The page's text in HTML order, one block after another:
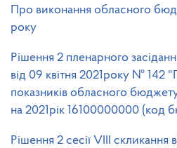
Про виконання обласного
року
Рішення 2 пленарного
від 09 квітня 2021року № 142
показників обласного
на 2021рік 16100000000 (код
Рішення 2 сесії VIІІ